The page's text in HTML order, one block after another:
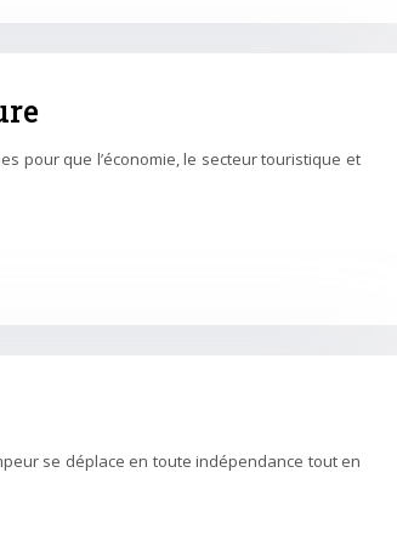
pour que l’économie, le secteur touristique et
se déplace en toute indépendance tout en